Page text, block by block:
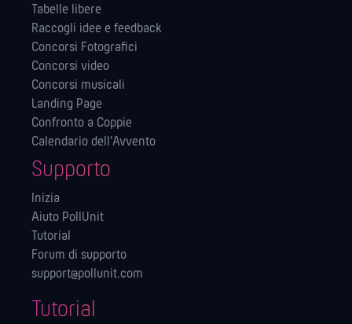
Tabelle libere
Raccogli idee e feedback
Concorsi Fotografici
Concorsi video
Concorsi musicali
Landing Page
Confronto a Coppie
Calendario dell'Avvento
Supporto
Inizia
Aiuto PollUnit
Tutorial
Forum di supporto
support@pollunit.com
Tutorial